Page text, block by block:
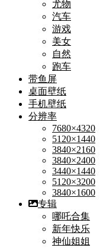
尤物
汽车
游戏
美女
自然
跑车
带鱼屏
桌面壁纸
手机壁纸
分辨率
7680×4320
5120×1440
3840×2160
3840×2400
3440×1440
5120×3200
3840×1600
专辑
哪吒合集
新年快乐
神仙姐姐